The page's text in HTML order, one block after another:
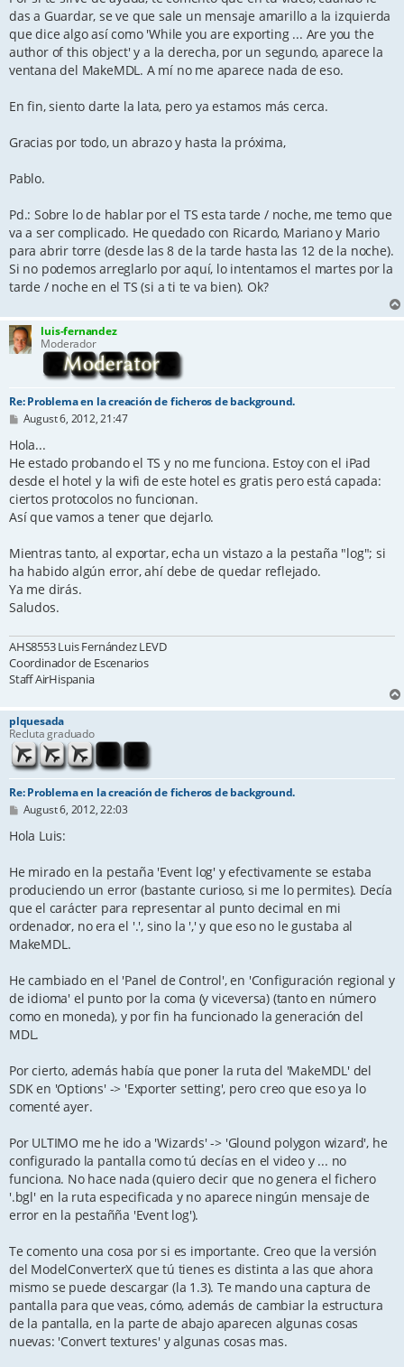
das a Guardar, se ve que sale un mensaje amarillo a la izquierda
que dice algo así como 'While you are exporting ... Are you the
author of this object' y a la derecha, por un segundo, aparece la
ventana del MakeMDL. A mí no me aparece nada de eso.
En fin, siento darte la lata, pero ya estamos más cerca.
Gracias por todo, un abrazo y hasta la próxima,
Pablo.
Pd.: Sobre lo de hablar por el TS esta tarde / noche, me temo que
va a ser complicado. He quedado con Ricardo, Mariano y Mario
para abrir torre (desde las 8 de la tarde hasta las 12 de la noche).
Si no podemos arreglarlo por aquí, lo intentamos el martes por la
tarde / noche en el TS (si a ti te va bien). Ok?
luis-fernandez
Moderador
Re: Problema en la creación de ficheros de background.
P
s
August 6, 2012, 21:47
Hola...
He estado probando el TS y no me funciona. Estoy con el iPad
desde el hotel y la wifi de este hotel es gratis pero está capada:
ciertos protocolos no funcionan.
Así que vamos a tener que dejarlo.
Mientras tanto, al exportar, echa un vistazo a la pestaña "log"; si
ha habido algún error, ahí debe de quedar reflejado.
Ya me dirás.
Saludos.
AHS8553 Luis Fernández LEVD
Coordinador de Escenarios
Staff AirHispania
plquesada
Recluta graduado
Re: Problema en la creación de ficheros de background.
P
s
August 6, 2012, 22:03
Hola Luis:
He mirado en la pestaña 'Event log' y efectivamente se estaba
produciendo un error (bastante curioso, si me lo permites). Decía
que el carácter para representar al punto decimal en mi
ordenador, no era el '.', sino la ',' y que eso no le gustaba al
MakeMDL.
He cambiado en el 'Panel de Control', en 'Configuración regional y
de idioma' el punto por la coma (y viceversa) (tanto en número
como en moneda), y por fin ha funcionado la generación del
MDL.
Por cierto, además había que poner la ruta del 'MakeMDL' del
SDK en 'Options' -> 'Exporter setting', pero creo que eso ya lo
comenté ayer.
Por ULTIMO me he ido a 'Wizards' -> 'Glound polygon wizard', he
configurado la pantalla como tú decías en el video y ... no
funciona. No hace nada (quiero decir que no genera el fichero
'.bgl' en la ruta especificada y no aparece ningún mensaje de
error en la pestañña 'Event log').
Te comento una cosa por si es importante. Creo que la versión
del ModelConverterX que tú tienes es distinta a las que ahora
mismo se puede descargar (la 1.3). Te mando una captura de
pantalla para que veas, cómo, además de cambiar la estructura
de la pantalla, en la parte de abajo aparecen algunas cosas
nuevas: 'Convert textures' y algunas cosas mas.